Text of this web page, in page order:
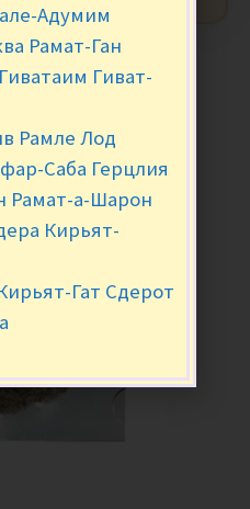
Адумим
Рамат-Ган
Гиват-
Рамле Лод
Саба Герцлия
Рамат-а-Шарон
Кирьят-
Гат Сдерот